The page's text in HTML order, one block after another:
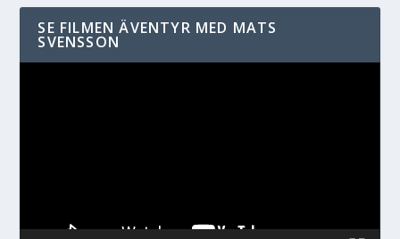
SE FILMEN ÄVENTYR MED MATS
SVENSSON